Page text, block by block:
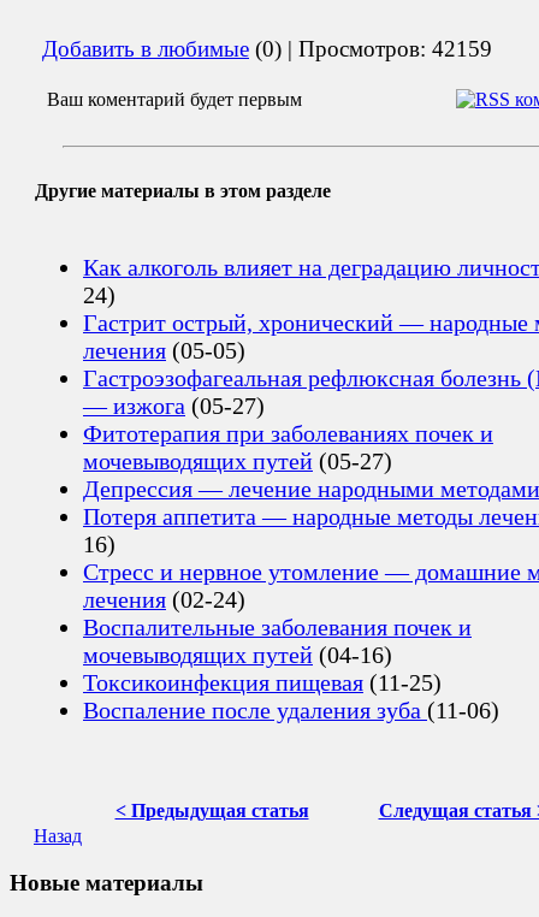
Добавить в любимые (0) | Просмотров: 42159
Ваш коментарий будет первым
Другие материалы в этом разделе
Как алкоголь влияет на деградацию
24)
Гастрит острый, хронический — народные
лечения (05-05)
Гастроэзофагеальная рефлюксная болезнь
— изжога (05-27)
Фитотерапия при заболеваниях почек и
мочевыводящих путей (05-27)
Депрессия — лечение народными методами
Потеря аппетита — народные методы
16)
Стресс и нервное утомление — домашние
лечения (02-24)
Воспалительные заболевания почек и
мочевыводящих путей (04-16)
Токсикоинфекция пищевая (11-25)
Воспаление после удаления зуба (11-06)
< Предыдущая статья
Следущая статья
Назад
Новые материалы